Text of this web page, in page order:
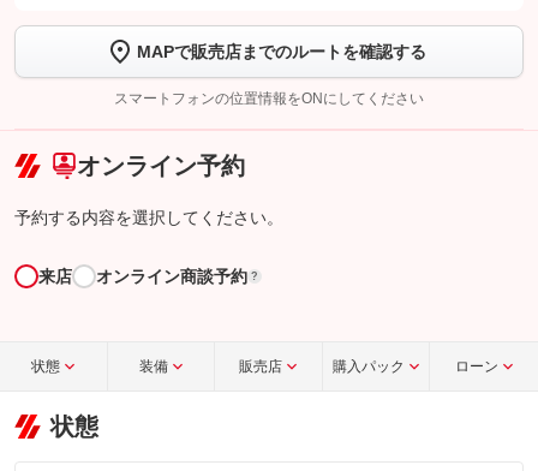
トーク画面で
ボタンをタップして問い合わせを
完了してください。
こちら
MAPで販売店までのルートを確認する
スマートフォンの位置情報をONにしてください
オンライン予約
予約する内容を選択してください。
来店 オンライン商談予約 ?
状態 装備 販売店 購入パック ローン
状態